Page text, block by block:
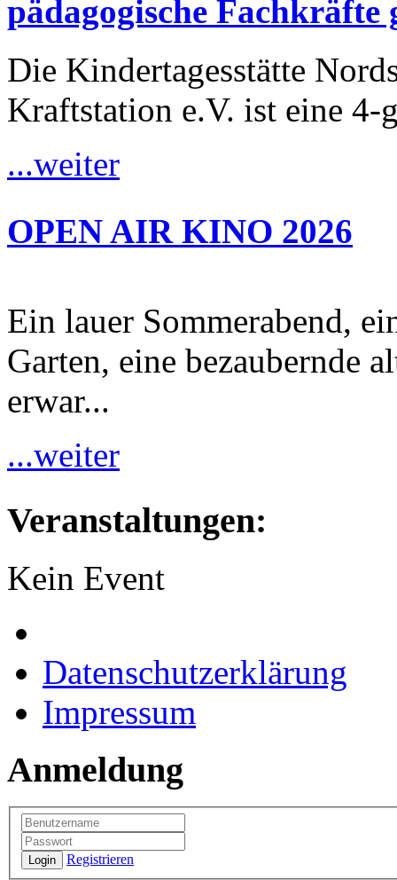
pädagogische Fachkräfte
Die Kindertagesstätte
Kraftstation e.V. ist eine
...weiter
OPEN AIR KINO 2026
Ein lauer Sommerabend,
Garten, eine bezaubernde
erwar...
...weiter
Veranstaltungen:
Kein Event
Datenschutzerklärung
Impressum
Anmeldung
Login Registrieren